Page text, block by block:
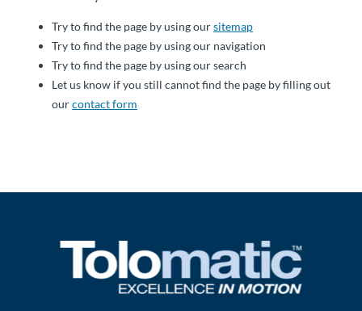
Try to find the page by using oursitemap
Try to find the page by using our navigation
Try to find the page by using our search
Let us know if you still cannot find the page by filling out
ourcontact form
Tolomatic
Kontakt
zu einem
Dealer